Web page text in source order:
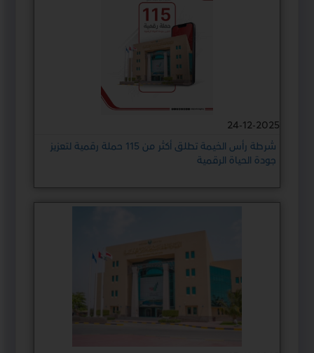
24-12-2025
شرطة رأس الخيمة تطلق أكثر من 115 حملة رقمية لتعزيز
جودة الحياة الرقمية